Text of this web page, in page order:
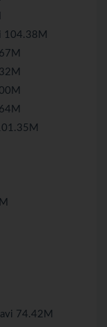
104.38M
74.42M